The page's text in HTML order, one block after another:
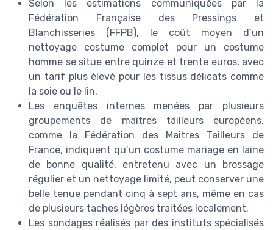
Selon les estimations communiquées par la
Fédération Française des Pressings et
Blanchisseries (FFPB), le coût moyen d’un
nettoyage costume complet pour un costume
homme se situe entre quinze et trente euros, avec
un tarif plus élevé pour les tissus délicats comme
la soie ou le lin.
Les enquêtes internes menées par plusieurs
groupements de maîtres tailleurs européens,
comme la Fédération des Maîtres Tailleurs de
France, indiquent qu’un costume mariage en laine
de bonne qualité, entretenu avec un brossage
régulier et un nettoyage limité, peut conserver une
belle tenue pendant cinq à sept ans, même en cas
de plusieurs taches légères traitées localement.
Les sondages réalisés par des instituts spécialisés